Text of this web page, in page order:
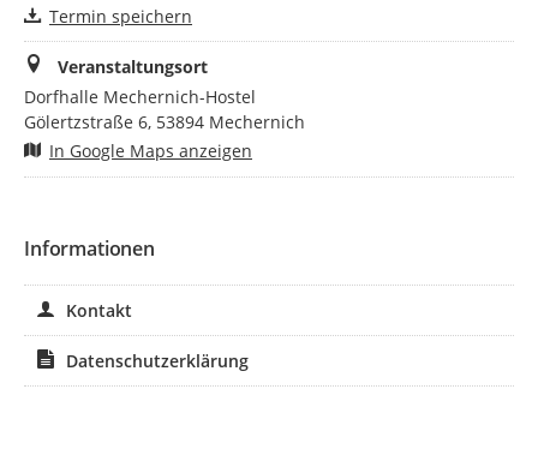
Termin speichern
Veranstaltungsort
Dorfhalle Mechernich-Hostel
Gölertzstraße 6, 53894 Mechernich
In Google Maps anzeigen
Informationen
Kontakt
Datenschutzerklärung